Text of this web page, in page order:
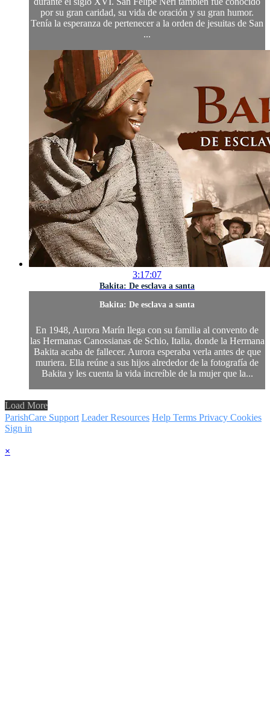
por su gran caridad, su vida de oración y su gran humor.
Tenía la esperanza de pertenecer a la orden de jesuitas de San
...
3:17:07
Bakita: De esclava a santa
Bakita: De esclava a santa
En 1948, Aurora Marín llega con su familia al convento de
las Hermanas Canossianas de Schio, Italia, donde la Hermana
Bakita acaba de fallecer. Aurora esperaba verla antes de que
muriera. Ella reúne a sus hijos alrededor de la fotografía de
Bakita y les cuenta la vida increíble de la mujer que la...
Load More
ParishCare Support Leader Resources Help Terms Privacy Cookies
Sign in
×